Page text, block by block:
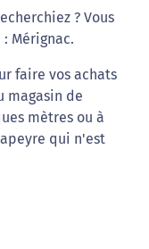
? Vous
Mérignac.
faire vos achats
magasin de
mètres ou à
qui n'est